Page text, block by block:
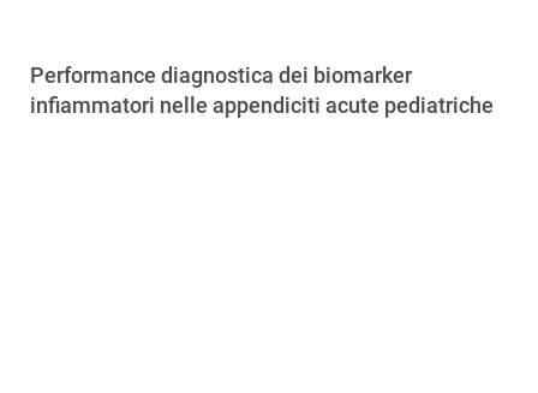
Performance diagnostica dei biomarker
infiammatori nelle appendiciti acute pediatriche